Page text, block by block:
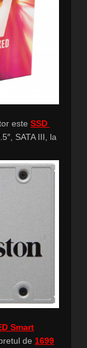
este SSD
SATA III, la
Smart
de 1699